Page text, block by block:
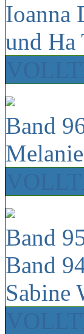
Ioanna
und Ha
Band
Band
Band
Sabine